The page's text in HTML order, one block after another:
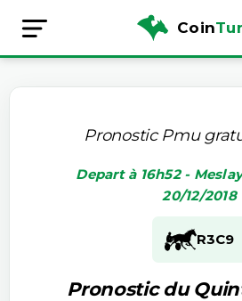
Coin
Pronostic Pmu
Depart à 16h52 -
20/12/2018
R3C9
Pronostic du